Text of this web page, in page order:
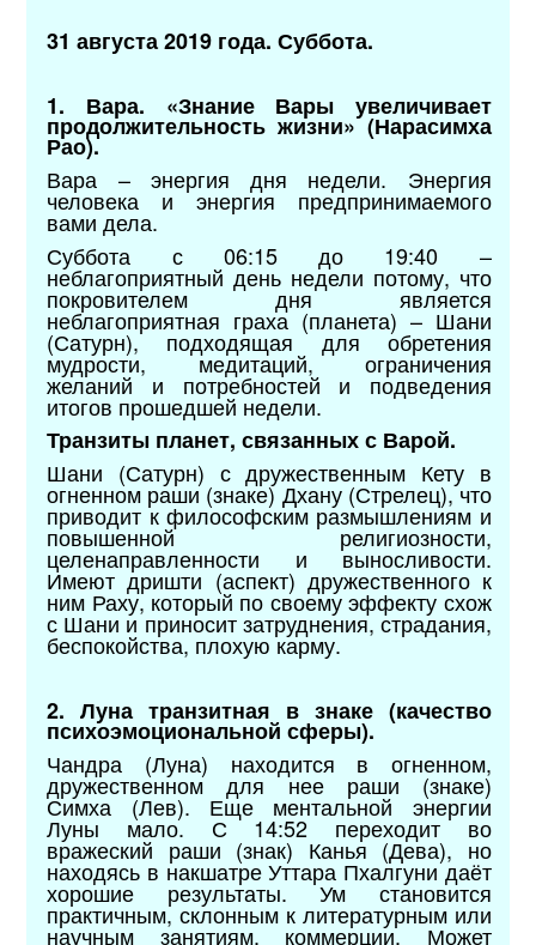
31 августа 2019 года. Суббота.
1. Вара. «Знание Вары увеличивает
продолжительность жизни» (Нарасимха
Рао).
Вара – энергия дня недели. Энергия
человека и энергия предпринимаемого
вами дела.
Суббота с 06:15 до 19:40 –
неблагоприятный день недели потому, что
покровителем дня является
неблагоприятная граха (планета) – Шани
(Сатурн), подходящая для обретения
мудрости, медитаций, ограничения
желаний и потребностей и подведения
итогов прошедшей недели.
Транзиты планет, связанных с Варой.
Шани (Сатурн) с дружественным Кету в
огненном раши (знаке) Дхану (Стрелец), что
приводит к философским размышлениям и
повышенной религиозности,
целенаправленности и выносливости.
Имеют дришти (аспект) дружественного к
ним Раху, который по своему эффекту схож
с Шани и приносит затруднения, страдания,
беспокойства, плохую карму.
2. Луна транзитная в знаке (качество
психоэмоциональной сферы).
Чандра (Луна) находится в огненном,
дружественном для нее раши (знаке)
Симха (Лев). Еще ментальной энергии
Луны мало. С 14:52 переходит во
вражеский раши (знак) Канья (Дева), но
находясь в накшатре Уттара Пхалгуни даёт
хорошие результаты. Ум становится
практичным, склонным к литературным или
научным занятиям, коммерции. Может